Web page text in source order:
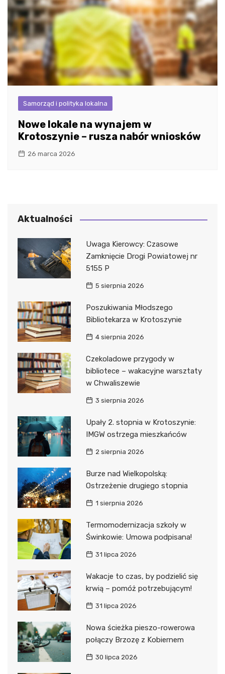
Samorząd i polityka lokalna
Nowe lokale na wynajem w
Krotoszynie – rusza nabór wniosków
26 marca 2026
Aktualności
Uwaga Kierowcy: Czasowe
Zamknięcie Drogi Powiatowej nr
5155 P
5 sierpnia 2026
Poszukiwania Młodszego
Bibliotekarza w Krotoszynie
4 sierpnia 2026
Czekoladowe przygody w
bibliotece – wakacyjne warsztaty
w Chwaliszewie
3 sierpnia 2026
Upały 2. stopnia w Krotoszynie:
IMGW ostrzega mieszkańców
2 sierpnia 2026
Burze nad Wielkopolską:
Ostrzeżenie drugiego stopnia
1 sierpnia 2026
Termomodernizacja szkoły w
Świnkowie: Umowa podpisana!
31 lipca 2026
Wakacje to czas, by podzielić się
krwią – pomóż potrzebującym!
31 lipca 2026
Nowa ścieżka pieszo-rowerowa
połączy Brzozę z Kobiernem
30 lipca 2026